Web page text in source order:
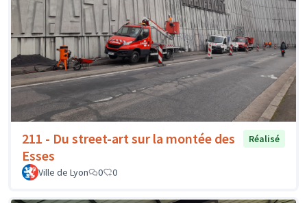
211 - Du street-art sur la montée des
Esses
Réalisé
Ville de Lyon 0 0